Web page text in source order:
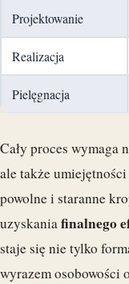
Projektowanie
Realizacja
Pielęgnacja
Cały proces wymaga
ale także
powolne i staranne
uzyskania finalnego
staje się nie tylko
wyrazem osobowości